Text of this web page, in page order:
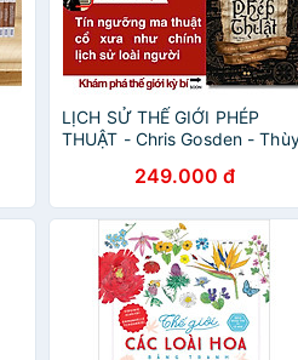
LỊCH SỬ THẾ GIỚI PHÉP
THUẬT - Chris Gosden -
NXB Thế Giới249.000 đ